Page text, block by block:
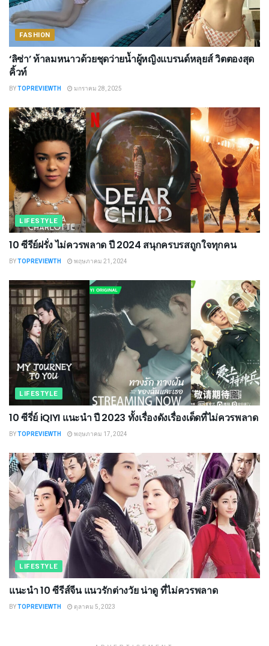
FASHION
‘ลิซ่า’ ท้าลมหนาวด้วยชุดว่ายน้ำผู้หญิงแบรนด์หลุยส์ วิตตองสุด
คิ้วท์
BYTOPREVIEWTH มกราคม 28, 2025
LIFESTYLE
10 ซีรีย์ฝรั่ง ไม่ควรพลาด ปี 2024 สนุกครบรสถูกใจทุกคน
BYTOPREVIEWTH พฤษภาคม 21, 2024
LIFESTYLE
10 ซีรี่ย์ iQIYI แนะนํา ปี 2023 ทั้งเรื่องดังเรื่องเด็ดที่ไม่ควรพลาด
BYTOPREVIEWTH พฤษภาคม 17, 2024
LIFESTYLE
แนะนำ 10 ซีรีส์จีน แนวรักต่างวัย น่าดู ที่ไม่ควรพลาด
BYTOPREVIEWTH ตุลาคม 5, 2023